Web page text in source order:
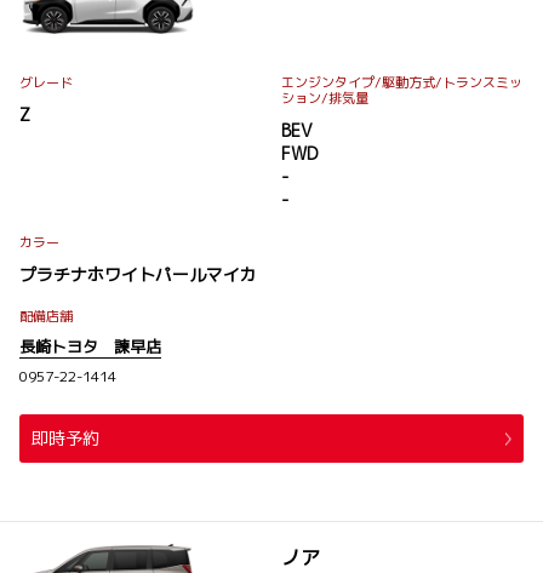
グレード
Z
エンジンタイプ/駆動方式/ トランスミッ
ション/排気量
BEV
FWD
-
-
カラー
プラチナホワイトパールマイカ
配備店舗
長崎トヨタ 諫早店
0957-22-1414
即時予約
ノア